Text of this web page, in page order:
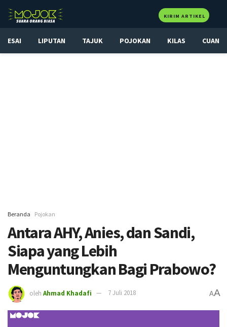
KIRIM ARTIKEL
ESAI LIPUTAN TAJUK POJOKAN KILAS CUAN
Beranda Pojokan
Antara AHY, Anies, dan Sandi,
Siapa yang Lebih
Menguntungkan Bagi Prabowo?
oleh Ahmad Khadafi 7 Juli 2018 AA